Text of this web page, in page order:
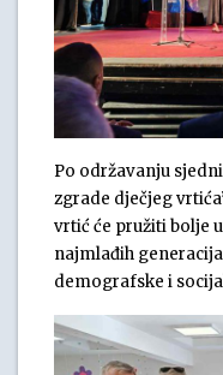
Po održavanju
zgrade dječjeg
vrtić će pružiti bolje
najmlađih
demografske i